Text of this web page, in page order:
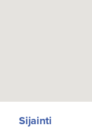
Sijainti